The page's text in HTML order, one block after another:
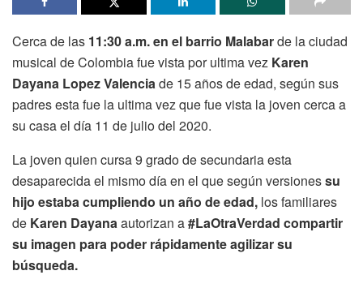
Cerca de las 11:30 a.m. en el barrio Malabarde la ciudad
musical de Colombia fue vista por ultima vez Karen
Dayana Lopez Valencia de 15 años de edad, según sus
padres esta fue la ultima vez que fue vista la joven cerca a
su casa el día 11 de julio del 2020.
La joven quien cursa 9 grado de secundaria esta
desaparecida el mismo día en el que según versionessu
hijo estaba cumpliendo un año de edad, los familiares
de Karen Dayana autorizan a#LaOtraVerdad compartir
su imagen para poder rápidamente agilizar su
búsqueda.